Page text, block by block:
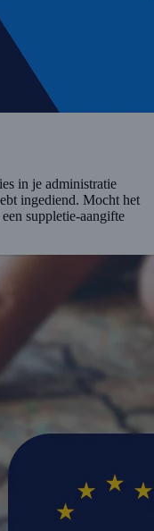
in je administratie
ingediend. Mocht het
suppletie-aangifte